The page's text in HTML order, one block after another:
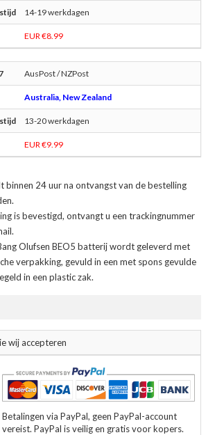
14-19 werkdagen
EUR €8.99
AusPost / NZPost
Australia, New Zealand
13-20 werkdagen
EUR €9.99
24 uur na ontvangst van de bestelling
is bevestigd, ontvangt u een trackingnummer
Olufsen BEO5 batterijwordt geleverd met
verpakking, gevuld in een met spons gevulde
in een plastic zak.
wij accepteren
Betalingen via PayPal, geen PayPal-account
vereist. PayPal is veilig en gratis voor kopers.